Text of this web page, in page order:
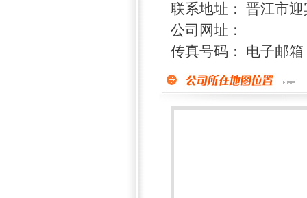
联系地址： 晋江市
公司网址：
传真号码： 电子邮箱